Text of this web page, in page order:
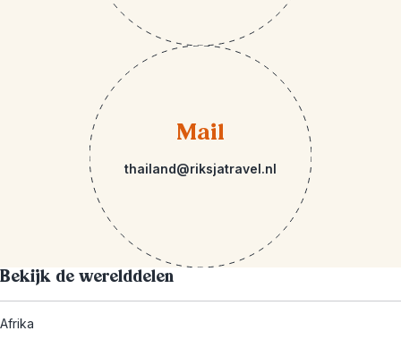
Mail
thailand@riksjatravel.nl
Bekijk de werelddelen
Afrika